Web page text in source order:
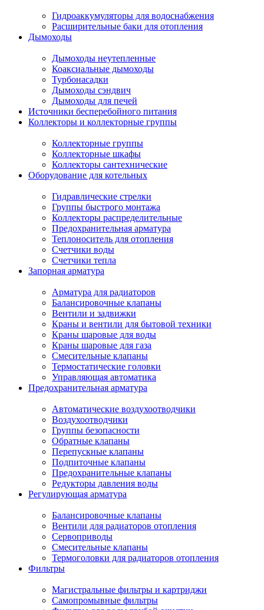
Гидроаккумуляторы для водоснабжения
Расширительные баки для отопления
Дымоходы
Дымоходы неутепленные
Коаксиальные дымоходы
Турбонасадки
Дымоходы сэндвич
Дымоходы для печей
Источники бесперебойного питания
Коллекторы и коллекторные группы
Коллекторные группы
Коллекторные шкафы
Коллекторы сантехнические
Оборудование для котельных
Гидравлические стрелки
Группы быстрого монтажа
Коллекторы распределительные
Предохранительная арматура
Теплоноситель для отопления
Счетчики воды
Счетчики тепла
Запорная арматура
Арматура для радиаторов
Балансировочные клапаны
Вентили и задвижки
Краны и вентили для бытовой техники
Краны шаровые для воды
Краны шаровые для газа
Смесительные клапаны
Термостатические головки
Управляющая автоматика
Предохранительная арматура
Автоматические воздухоотводчики
Воздухоотводчики
Группы безопасности
Обратные клапаны
Перепускные клапаны
Подпиточные клапаны
Предохранительные клапаны
Редукторы давления воды
Регулирующая арматура
Балансировочные клапаны
Вентили для радиаторов отопления
Сервоприводы
Смесительные клапаны
Термоголовки для радиаторов отопления
Фильтры
Магистральные фильтры и картриджи
Самопромывные фильтры